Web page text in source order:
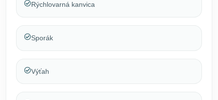
Rýchlovarná kanvica
Sporák
Výťah